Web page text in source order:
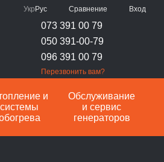
Укр Рус Сравнение Вход
073 391 00 79
050 391-00-79
096 391 00 79
Перезвонить вам?
и
системы
Обслуживание
и сервис
генераторов